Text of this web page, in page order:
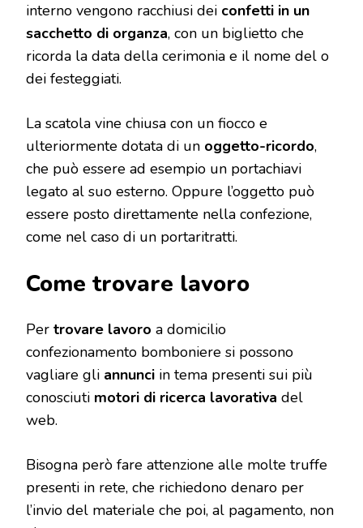
interno vengono racchiusi dei confetti in un
sacchetto di organza, con un biglietto che
ricorda la data della cerimonia e il nome del o
dei festeggiati.
La scatola vine chiusa con un fiocco e
ulteriormente dotata di un oggetto-ricordo,
che può essere ad esempio un portachiavi
legato al suo esterno. Oppure l’oggetto può
essere posto direttamente nella confezione,
come nel caso di un portaritratti.
Come trovare lavoro
Per trovare lavoro a domicilio
confezionamento bomboniere si possono
vagliare gli annunci in tema presenti sui più
conosciuti motori di ricerca lavorativa del
web.
Bisogna però fare attenzione alle molte truffe
presenti in rete, che richiedono denaro per
l’invio del materiale che poi, al pagamento, non